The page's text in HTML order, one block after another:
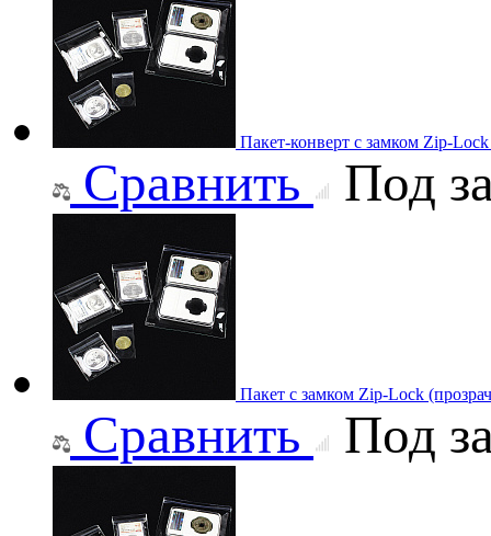
Пакет-конверт с замком Zip-
Сравнить Под
Пакет с замком Zip-Lock
Сравнить Под